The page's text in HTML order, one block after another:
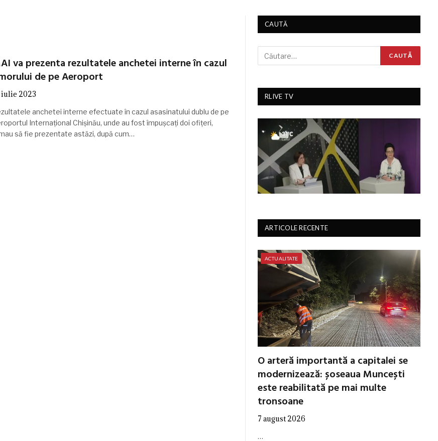
va prezenta rezultatele anchetei interne în cazul
de pe Aeroport
iulie 2023
anchetei interne efectuate în cazul asasinatului dublu de pe
Internațional Chișinău, unde au fost împușcați doi ofițeri,
să fie prezentate astăzi, după cum…
CAUTĂ
RLIVE TV
ARTICOLE RECENTE
ACTUALITATE
O arteră importantă a capitalei se
modernizează: șoseaua Muncești
este reabilitată pe mai multe
tronsoane
7 august 2026
…